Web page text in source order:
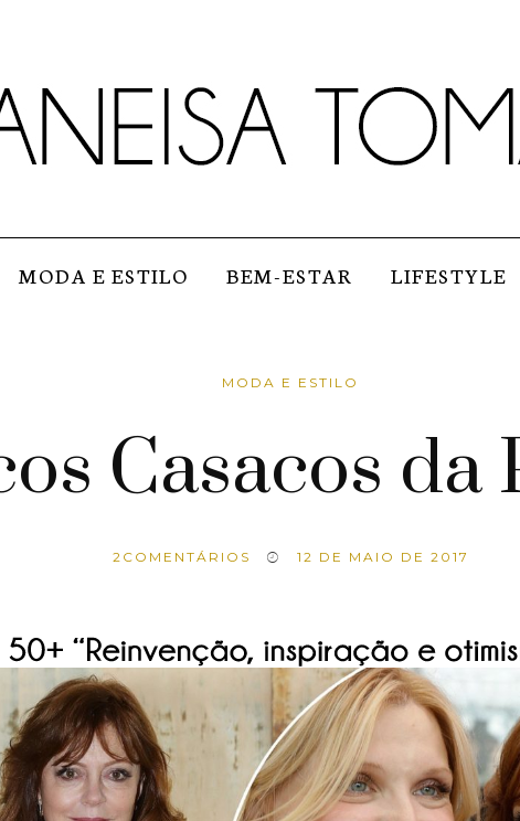
MODA E ESTILO BEM-ESTAR LIFESTYLE
MODA E ESTILO
Casacos da
2 COMENTÁRIOS 12 DE MAIO DE 2017